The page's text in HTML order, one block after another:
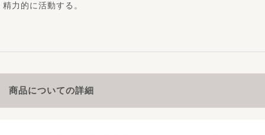
精力的に活動する。
商品についての詳細